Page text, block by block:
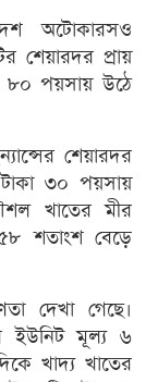
অটোকারসও
শেয়ারদর প্রায়
৮০ পয়সায় উঠে
শেয়ারদর
৩০ পয়সায়
খাতের মীর
শতাংশ বেড়ে
দেখা গেছে।
ইউনিট মূল্য ৬
খাদ্য খাতের